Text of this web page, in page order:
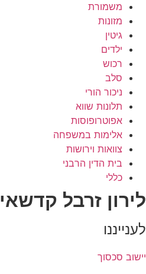
משמורת
מזונות
גיטין
ילדים
רכוש
סלב
ניכור הורי
תלונות שווא
אפוטרופוסות
אלימות במשפחה
צוואות וירושות
בית הדין הרבני
כללי
לירון זרבל קדשאי
לענייננו
יישוב סכסוך